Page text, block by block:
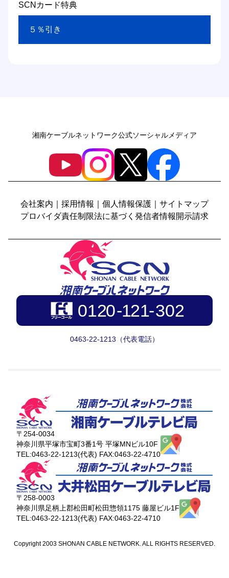
SCNカード特典
５％引き
湘南ケーブルネットワーク公式ソーシャルメディア
0463-22-1213（代表電話）
会社案内 採用情報 個人情報保護
サイトマップ
プロバイダ責任制限法に基づく発信者情報開示請求
〒254-0034
神奈川県平塚市宝町3番1号 平塚MNビル10F
TEL:0463-22-1213(代表) FAX:0463-22-4710
〒258-0003
神奈川県足柄上郡松田町松田惣領1175 藤屋ビル1F
TEL:0463-22-1213(代表) FAX:0463-22-4710
Copyright 2003 SHONAN CABLE NETWORK. ALL RIGHTS RESERVED.